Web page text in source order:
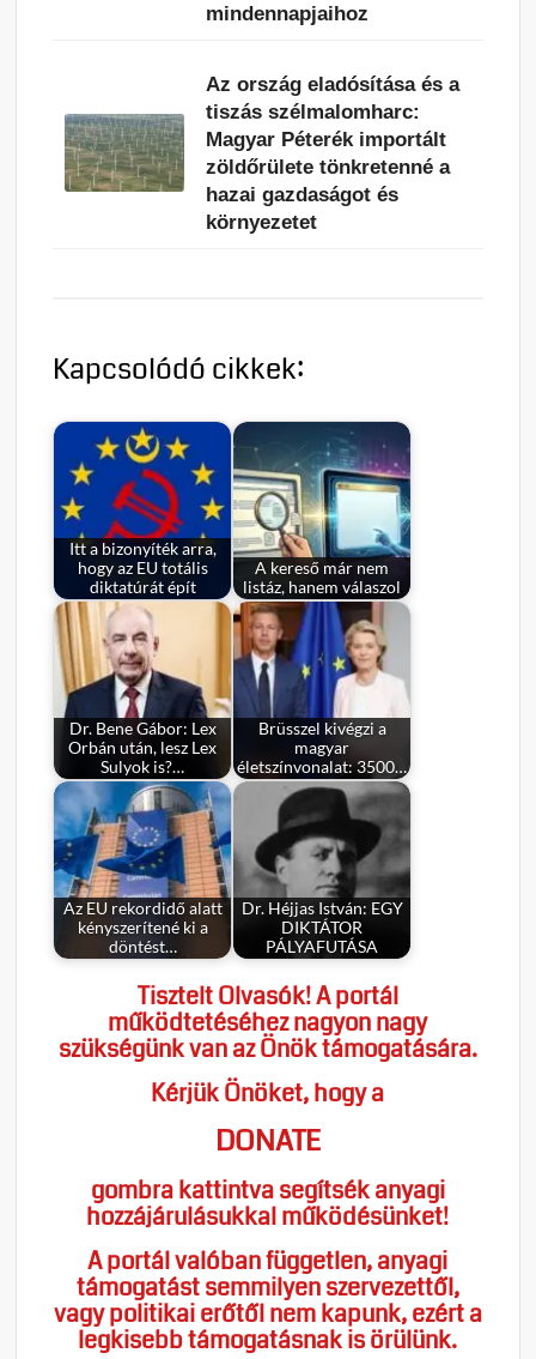
mindennapjaihoz
Az ország eladósítása és a
tiszás szélmalomharc:
Magyar Péterék importált
zöldőrülete tönkretenné a
hazai gazdaságot és
környezetet
Kapcsolódó cikkek:
Itt a bizonyíték arra,
hogy az EU totális
diktatúrát épít
A kereső már nem
listáz, hanem válaszol
Dr. Bene Gábor: Lex
Orbán után, lesz Lex
Sulyok is?…
Brüsszel kivégzi a
magyar
életszínvonalat: 3500…
Az EU rekordidő alatt
kényszerítené ki a
döntést…
Dr. Héjjas István: EGY
DIKTÁTOR
PÁLYAFUTÁSA
Tisztelt Olvasók! A portál
működtetéséhez nagyon nagy
szükségünk van az Önök támogatására.
Kérjük Önöket, hogy a
DONATE
gombra kattintva segítsék anyagi
hozzájárulásukkal működésünket!
A portál valóban független, anyagi
támogatást semmilyen szervezettől,
vagy politikai erőtől nem kapunk, ezért a
legkisebb támogatásnak is örülünk.